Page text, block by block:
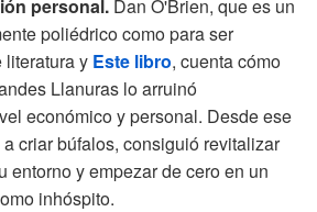
personal. Dan O'Brien, que es un
poliédrico como para ser
literatura y Este libro, cuenta cómo
Llanuras lo arruinó
económico y personal. Desde ese
criar búfalos, consiguió revitalizar
entorno y empezar de cero en un
inhóspito.